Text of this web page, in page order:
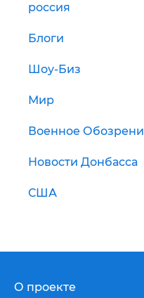
россия
Блоги
Шоу-Биз
Мир
Военное
Новости Донбасса
США
О проекте